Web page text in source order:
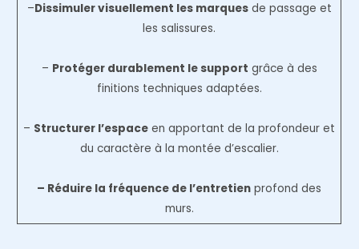
–Dissimuler visuellement les marquesde passage et
les salissures.
– Protéger durablement le support grâce à des
finitions techniques adaptées.
– Structurer l’espace en apportant de la profondeur et
du caractère à la montée d’escalier.
– Réduire la fréquence de l’entretien profond des
murs.